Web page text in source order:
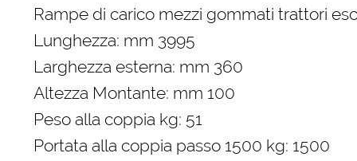
Rampe di carico mezzi gommati trattori
Lunghezza: mm 3995
Larghezza esterna: mm 360
Altezza Montante: mm 100
Peso alla coppia kg: 51
Portata alla coppia passo 1500 kg: 1500